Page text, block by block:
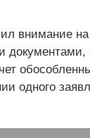
внимание
одного